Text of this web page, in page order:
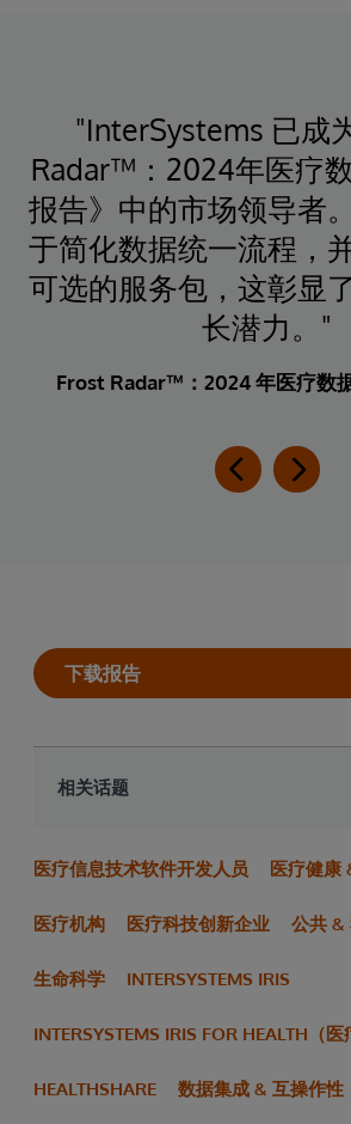
"InterSystems 已成
Radar™：2024年医疗
报告》中的市场领导者
于简化数据统一流程，
可选的服务包，这彰显
长潜力。"
Frost Radar™：2024 年医疗数
下载报告
相关话题
医疗信息技术软件开发人员 医疗健康
医疗机构 医疗科技创新企业 公共 &
生命科学 INTERSYSTEMS IRIS
INTERSYSTEMS IRIS FOR HEALTH（医
HEALTHSHARE 数据集成 & 互操作性